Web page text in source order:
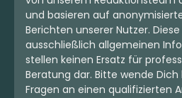
und basieren auf
Berichten unserer Nutzer.
ausschließlich allgemeinen
stellen keinen Ersatz für
Beratung dar. Bitte wende
Fragen an einen qualifizierten